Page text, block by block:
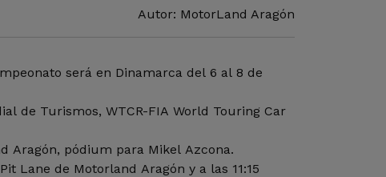
Autor: MotorLand Aragón
será en Dinamarca del 6 al 8 de
de Turismos, WTCR-FIA World Touring Car
Aragón, pódium para Mikel Azcona.
Lane de Motorland Aragón y a las 11:15